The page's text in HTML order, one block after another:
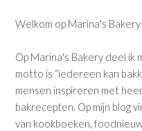
Welkom op Marina's Bakery!
Op Marina's Bakery deel ik
motto is “iedereen kan
mensen inspireren met
bakrecepten. Op mijn blog
van kookboeken,